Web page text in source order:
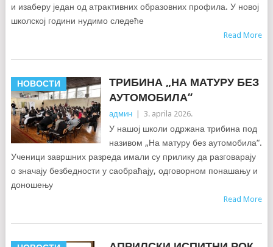
и изаберу један од атрактивних образовних профила. У новој
школској години нудимо следеће
Read More
НОВОСТИ
ТРИБИНА „НА МАТУРУ БЕЗ
АУТОМОБИЛА“
админ | 3. aprila 2026.
У нашој школи одржана трибина под
називом „На матуру без аутомобила“.
Ученици завршних разреда имали су прилику да разговарају
о значају безбедности у саобраћају, одговорном понашању и
доношењу
Read More